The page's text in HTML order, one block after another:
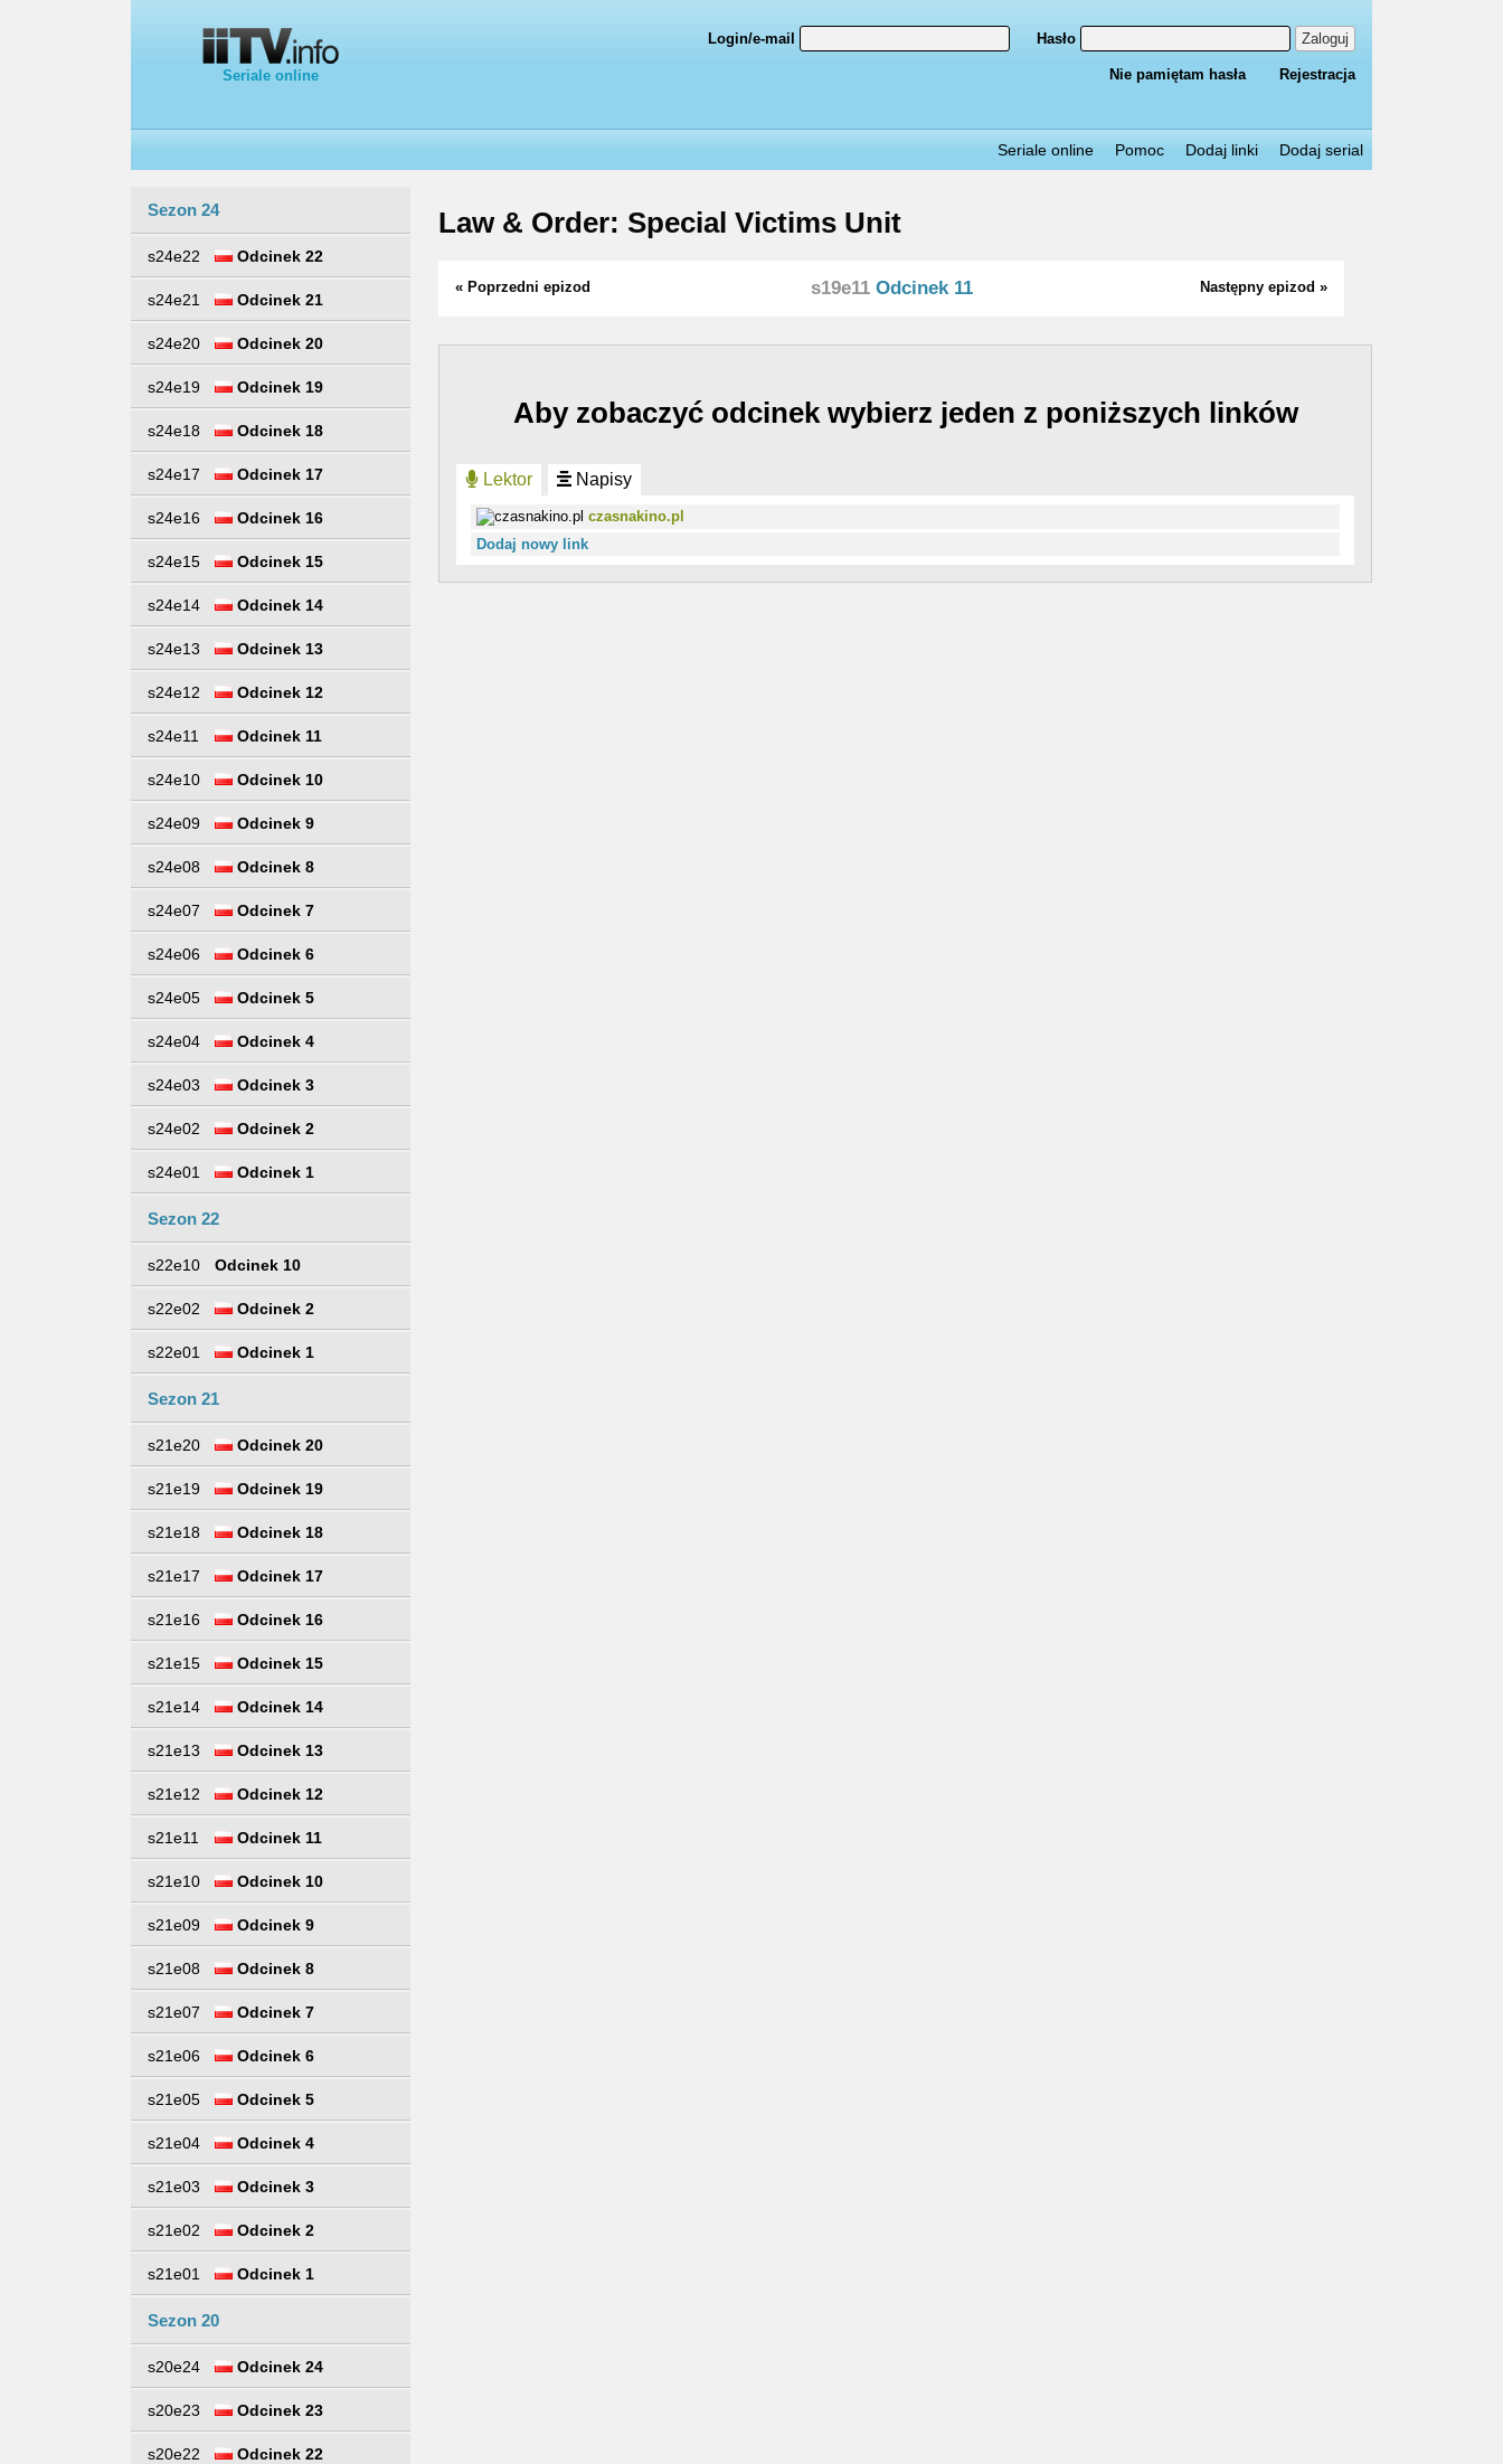
Seriale online
Login/e-mail Hasło Zaloguj
Nie pamiętam hasła Rejestracja
Seriale online Pomoc Dodaj linki Dodaj serial
Sezon 24
s24e22 Odcinek 22
s24e21 Odcinek 21
s24e20 Odcinek 20
s24e19 Odcinek 19
s24e18 Odcinek 18
s24e17 Odcinek 17
s24e16 Odcinek 16
s24e15 Odcinek 15
s24e14 Odcinek 14
s24e13 Odcinek 13
s24e12 Odcinek 12
s24e11 Odcinek 11
s24e10 Odcinek 10
s24e09 Odcinek 9
s24e08 Odcinek 8
s24e07 Odcinek 7
s24e06 Odcinek 6
s24e05 Odcinek 5
s24e04 Odcinek 4
s24e03 Odcinek 3
s24e02 Odcinek 2
s24e01 Odcinek 1
Sezon 22
s22e10 Odcinek 10
s22e02 Odcinek 2
s22e01 Odcinek 1
Sezon 21
s21e20 Odcinek 20
s21e19 Odcinek 19
s21e18 Odcinek 18
s21e17 Odcinek 17
s21e16 Odcinek 16
s21e15 Odcinek 15
s21e14 Odcinek 14
s21e13 Odcinek 13
s21e12 Odcinek 12
s21e11 Odcinek 11
s21e10 Odcinek 10
s21e09 Odcinek 9
s21e08 Odcinek 8
s21e07 Odcinek 7
s21e06 Odcinek 6
s21e05 Odcinek 5
s21e04 Odcinek 4
s21e03 Odcinek 3
s21e02 Odcinek 2
s21e01 Odcinek 1
Sezon 20
s20e24 Odcinek 24
s20e23 Odcinek 23
s20e22 Odcinek 22
Law & Order: Special Victims Unit
« Poprzedni epizod Następny epizod »
s19e11Odcinek 11
Aby zobaczyć odcinek wybierz jeden z poniższych linków
Lektor Napisy
czasnakino.pl
Dodaj nowy link